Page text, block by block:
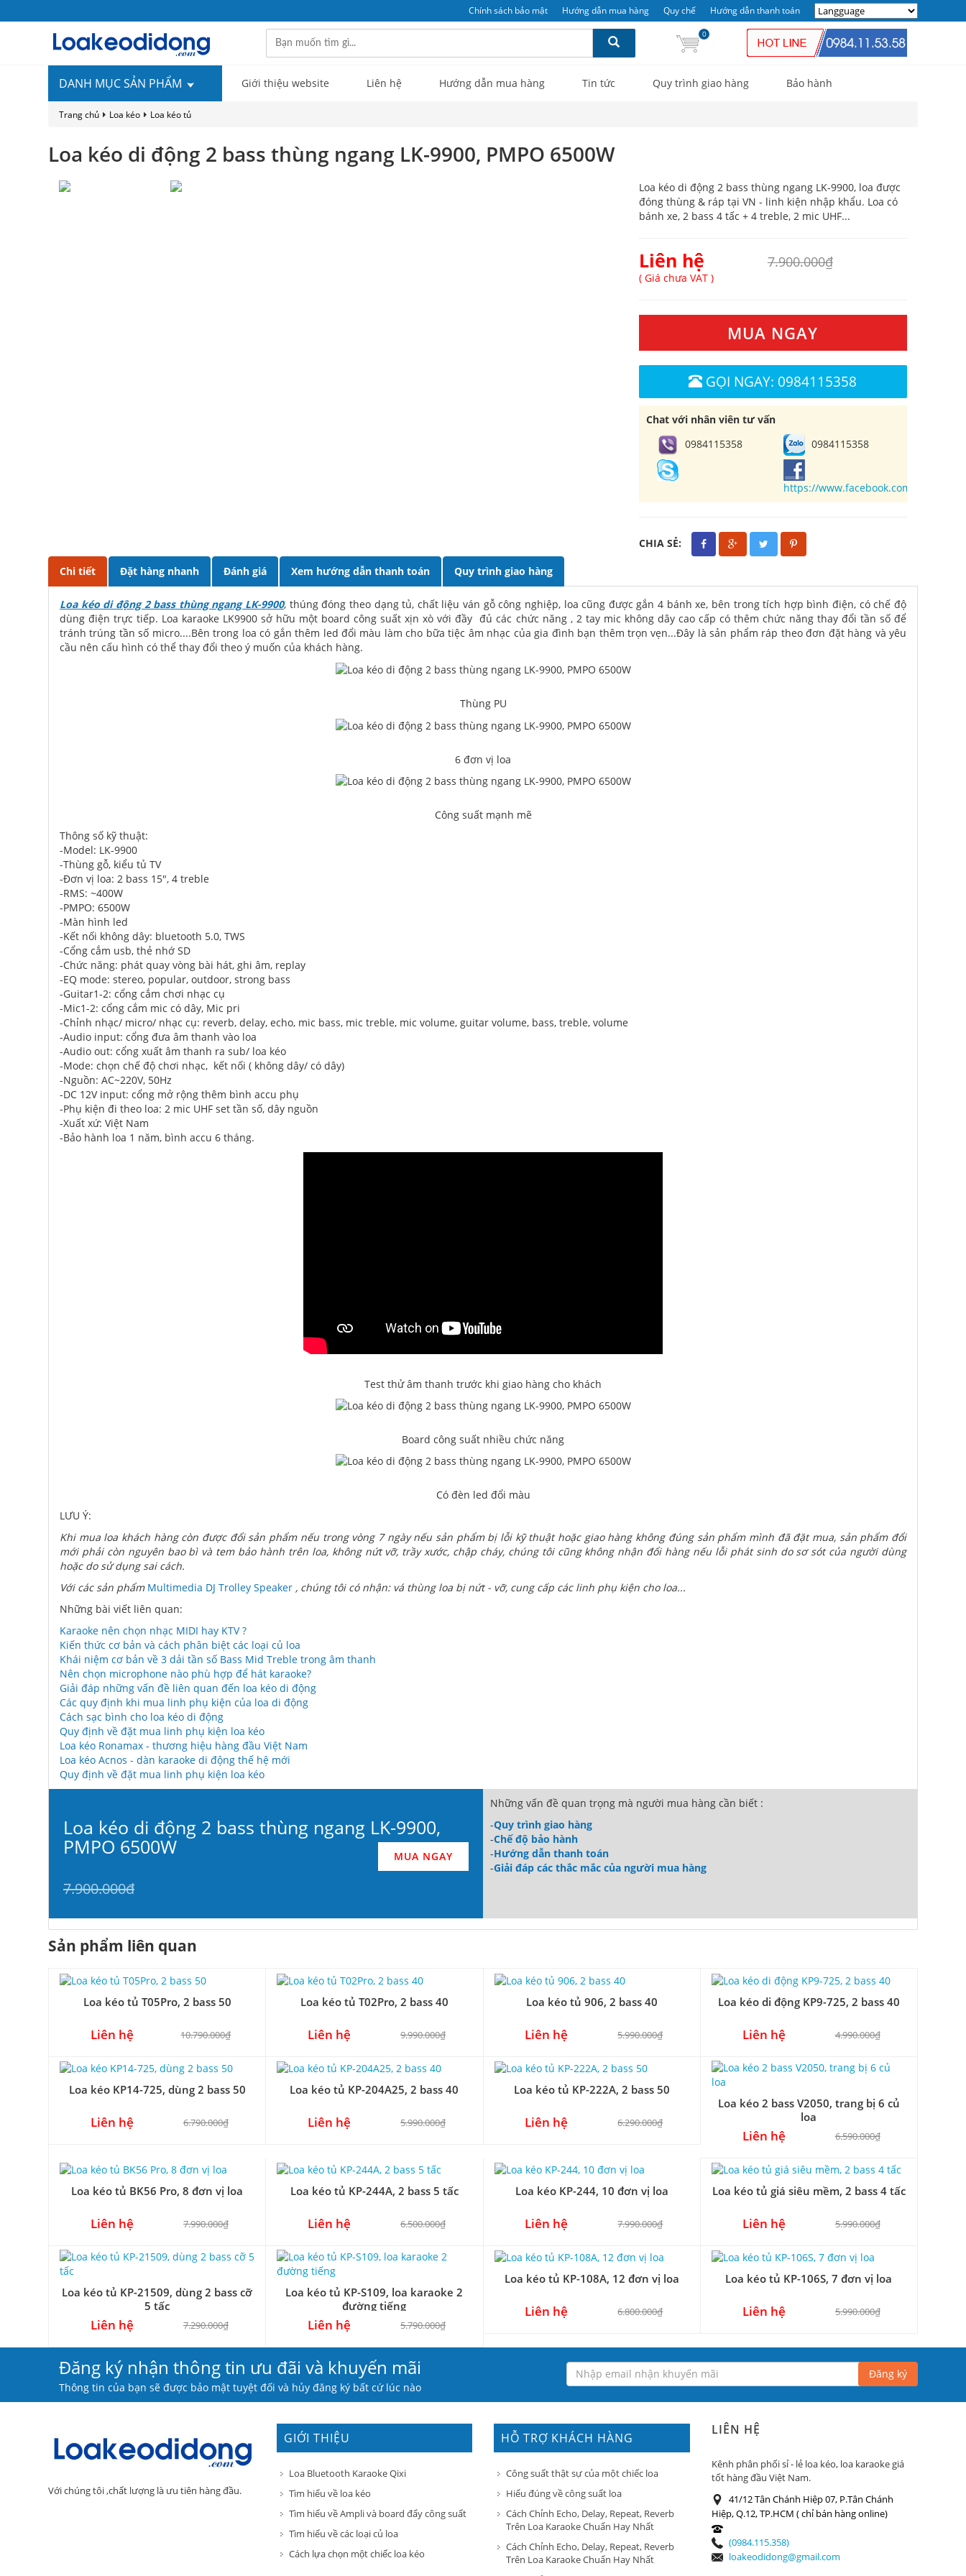
Chính sách bảo mật Hướng dẫn mua hàng Quy chế Hướng dẫn thanh toán
0
DANH MỤC SẢN PHẨM Giới thiệu website Liên hệ Hướng dẫn mua hàng Tin tức Quy trình giao hàng Bảo hành
Trang chủ Loa kéo Loa kéo tủ
Loa kéo di động 2 bass thùng ngang LK-9900, PMPO 6500W
Loa kéo di động 2 bass thùng ngang LK-9900, loa được
đóng thùng & ráp tại VN - linh kiện nhập khẩu. Loa có
bánh xe, 2 bass 4 tấc + 4 treble, 2 mic UHF...
Liên hệ 7.900.000₫
( Giá chưa VAT )
MUA NGAY
GỌI NGAY: 0984115358
Chat với nhân viên tư vấn
0984115358
0984115358
https://www.facebook.com/
CHIA SẺ:
Chi tiết Đặt hàng nhanh Đánh giá Xem hướng dẫn thanh toán Quy trình giao hàng
Loa kéo di động 2 bass thùng ngang LK-9900, thúng đóng theo dạng tủ, chất liệu ván gỗ công nghiệp, loa cũng được gắn 4 bánh xe, bên trong tích hợp bình điện, có chế độ
dùng điện trực tiếp. Loa karaoke LK9900 sở hữu một board công suất xịn xò với đầy đủ các chức năng , 2 tay mic không dây cao cấp có thêm chức năng thay đổi tần số để
tránh trúng tần số micro....Bên trong loa có gắn thêm led đổi màu làm cho bữa tiệc âm nhạc của gia đình bạn thêm trọn vẹn...Đây là sản phẩm ráp theo đơn đặt hàng và yêu
cầu nên cấu hình có thể thay đổi theo ý muốn của khách hàng.
Thùng PU
6 đơn vị loa
Công suất mạnh mẽ
Thông số kỹ thuật:
-Model: LK-9900
-Thùng gỗ, kiểu tủ TV
-Đơn vị loa: 2 bass 15", 4 treble
-RMS: ~400W
-PMPO: 6500W
-Màn hình led
-Kết nối không dây: bluetooth 5.0, TWS
-Cổng cắm usb, thẻ nhớ SD
-Chức năng: phát quay vòng bài hát, ghi âm, replay
-EQ mode: stereo, popular, outdoor, strong bass
-Guitar1-2: cổng cắm chơi nhạc cụ
-Mic1-2: cổng cắm mic có dây, Mic pri
-Chỉnh nhạc/ micro/ nhạc cụ: reverb, delay, echo, mic bass, mic treble, mic volume, guitar volume, bass, treble, volume
-Audio input: cổng đưa âm thanh vào loa
-Audio out: cổng xuất âm thanh ra sub/ loa kéo
-Mode: chọn chế độ chơi nhạc, kết nối ( không dây/ có dây)
-Nguồn: AC~220V, 50Hz
-DC 12V input: cổng mở rộng thêm bình accu phụ
-Phụ kiện đi theo loa: 2 mic UHF set tần số, dây nguồn
-Xuất xứ: Việt Nam
-Bảo hành loa 1 năm, bình accu 6 tháng.
Test thử âm thanh trước khi giao hàng cho khách
Board công suất nhiều chức năng
Có đèn led đổi màu
LƯU Ý:
Khi mua loa khách hàng còn được đổi sản phẩm nếu trong vòng 7 ngày nếu sản phẩm bị lỗi kỹ thuật hoặc giao hàng không đúng sản phẩm mình đã đặt mua, sản phẩm đổi
mới phải còn nguyên bao bì và tem bảo hành trên loa, không nứt vỡ, trầy xước, chập cháy, chúng tôi cũng không nhận đổi hàng nếu lỗi phát sinh do sơ sót của người dùng
hoặc do sử dụng sai cách.
Với các sản phẩm Multimedia DJ Trolley Speaker , chúng tôi có nhận: vá thùng loa bị nứt - vỡ, cung cấp các linh phụ kiện cho loa...
Những bài viết liên quan:
Karaoke nên chọn nhạc MIDI hay KTV ?
Kiến thức cơ bản và cách phân biệt các loại củ loa
Khái niệm cơ bản về 3 dải tần số Bass Mid Treble trong âm thanh
Nên chọn microphone nào phù hợp để hát karaoke?
Giải đáp những vấn đề liên quan đến loa kéo di động
Các quy định khi mua linh phụ kiện của loa di động
Cách sạc bình cho loa kéo di động
Quy định về đặt mua linh phụ kiện loa kéo
Loa kéo Ronamax - thương hiệu hàng đầu Việt Nam
Loa kéo Acnos - dàn karaoke di động thế hệ mới
Quy định về đặt mua linh phụ kiện loa kéo
Loa kéo di động 2 bass thùng ngang LK-9900,
PMPO 6500W
7.900.000đ
MUA NGAY
Những vấn đề quan trọng mà người mua hàng cần biết :
-Quy trình giao hàng
-Chế độ bảo hành
-Hướng dẫn thanh toán
-Giải đáp các thắc mắc của người mua hàng
Sản phẩm liên quan
Loa kéo tủ T05Pro, 2 bass 50
Liên hệ 10.790.000₫
Loa kéo tủ T02Pro, 2 bass 40
Liên hệ 9.990.000₫
Loa kéo tủ 906, 2 bass 40
Liên hệ 5.990.000₫
Loa kéo di động KP9-725, 2 bass 40
Liên hệ 4.990.000₫
Loa kéo KP14-725, dùng 2 bass 50
Liên hệ 6.790.000₫
Loa kéo tủ KP-204A25, 2 bass 40
Liên hệ 5.990.000₫
Loa kéo tủ KP-222A, 2 bass 50
Liên hệ 6.290.000₫
Loa kéo 2 bass V2050, trang bị 6 củ
loa
Liên hệ 6.590.000₫
Loa kéo tủ BK56 Pro, 8 đơn vị loa
Liên hệ 7.990.000₫
Loa kéo tủ KP-244A, 2 bass 5 tấc
Liên hệ 6.500.000₫
Loa kéo KP-244, 10 đơn vị loa
Liên hệ 7.990.000₫
Loa kéo tủ giá siêu mềm, 2 bass 4 tấc
Liên hệ 5.990.000₫
Loa kéo tủ KP-21509, dùng 2 bass cỡ
5 tấc
Liên hệ 7.290.000₫
Loa kéo tủ KP-S109, loa karaoke 2
đường tiếng
Liên hệ 5.790.000₫
Loa kéo tủ KP-108A, 12 đơn vị loa
Liên hệ 6.800.000₫
Loa kéo tủ KP-106S, 7 đơn vị loa
Liên hệ 5.990.000₫
Đăng ký nhận thông tin ưu đãi và khuyến mãi
Thông tin của bạn sẽ được bảo mật tuyệt đối và hủy đăng ký bất cứ lúc nào
Đăng ký
Với chúng tôi ,chất lượng là ưu tiên hàng đầu.
GIỚI THIỆU
Loa Bluetooth Karaoke Qixi
Tìm hiểu về loa kéo
Tìm hiểu về Ampli và board đẩy công suất
Tìm hiểu về các loại củ loa
Cách lựa chọn một chiếc loa kéo
HỖ TRỢ KHÁCH HÀNG
Công suất thật sự của một chiếc loa
Hiểu đúng về công suất loa
Cách Chỉnh Echo, Delay, Repeat, Reverb
Trên Loa Karaoke Chuẩn Hay Nhất
Cách Chỉnh Echo, Delay, Repeat, Reverb
Trên Loa Karaoke Chuẩn Hay Nhất
LIÊN HỆ
Kênh phân phối sỉ - lẻ loa kéo, loa karaoke giá
tốt hàng đầu Việt Nam.
41/12 Tân Chánh Hiệp 07, P.Tân Chánh
Hiệp, Q.12, TP.HCM ( chỉ bán hàng online)
(0984.115.358)
loakeodidong@gmail.com